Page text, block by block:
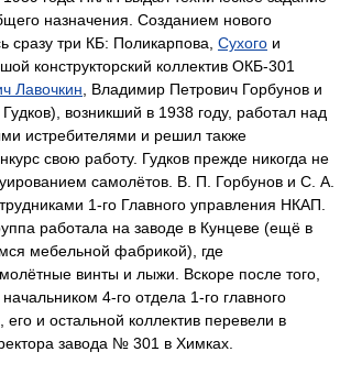
назначения. Созданием нового
сразу три КБ: Поликарпова, Сухого и
конструкторский коллектив ОКБ-301
Лавочкин , Владимир Петрович Горбунов и
возникший в 1938 году, работал над
истребителями и решил также
свою работу. Гудков прежде никогда не
самолётов. В. П. Горбунов и С. А.
1-го Главного управления НКАП.
работала на заводе в Кунцеве (ещё в
мебельной фабрикой), где
винты и лыжи. Вскоре после того,
4-го отдела 1-го главного
и остальной коллектив перевели в
завода № 301 в Химках.